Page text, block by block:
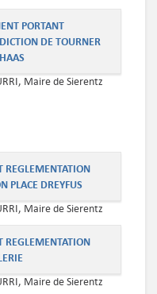
PORTANT
DE TOURNER
Maire de Sierentz
REGLEMENTATION
PLACE DREYFUS
Maire de Sierentz
REGLEMENTATION
Maire de Sierentz